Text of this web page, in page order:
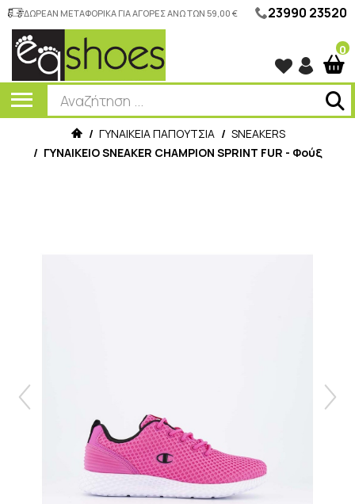
ΔΩΡΕΑΝ ΜΕΤΑΦΟΡΙΚΑ ΓΙΑ ΑΓΟΡΕΣ ΑΝΩ ΤΩΝ 59,00 € 23990 23520
0
/ ΓΥΝΑΙΚΕΙΑ ΠΑΠΟΥΤΣΙΑ / SNEAKERS
/ ΓΥΝΑΙΚΕΙΟ SNEAKER CHAMPION SPRINT FUR - Φούξ